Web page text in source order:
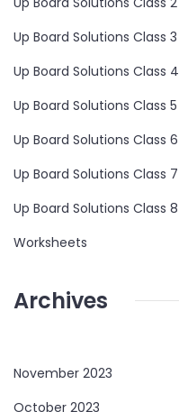
Up Board Solutions Class 3
Up Board Solutions Class 4
Up Board Solutions Class 5
Up Board Solutions Class 6
Up Board Solutions Class 7
Up Board Solutions Class 8
Worksheets
Archives
November 2023
October 2023